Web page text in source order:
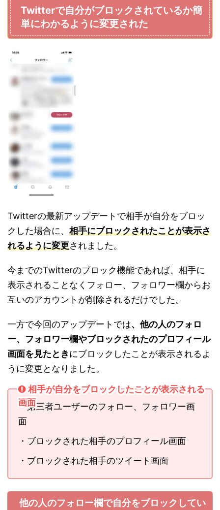
Twitterで自分がブロックされているか簡
単にわかるように変更された
Twitterの最新アップデートで相手が自分をブロッ
クした場合に、 相手にブロックされたことが表示さ
れるように変更されました。
今までのTwitterのブロック機能であれば、相手に
表示されることなくフォロー、フォロワー欄からお
互いのアカウントが削除されるだけでした。
一方で今回のアップデートでは、他の人のフォロ
ー、フォロワー欄やブロックされたのプロフィール
画面を見たときにブロックしたことが表示されるよ
うに変更となりました。
相手が自分をブロックしたことが表示される
画面
・第三者ユーザーのフォロー、フォロワー画
面
・ブロックされた相手のプロフィール画面
・ブロックされた相手のツイート画面
他の人のフォロー欄で自分をブロックしてい